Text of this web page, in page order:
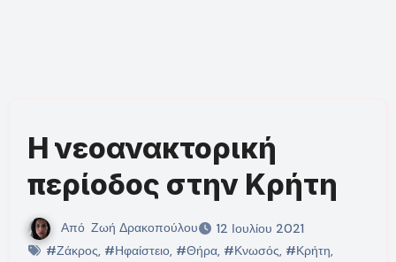
Η νεοανακτορική
περίοδος στην Κρήτη
Από Ζωή Δρακοπούλου
12 Ιουλίου 2021
#Ζάκρος, #Ηφαίστειο, #Θήρα, #Κνωσός, #Κρήτη,